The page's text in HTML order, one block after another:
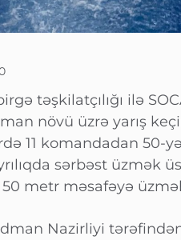
təşkilatçılığı ilə
növü üzrə yarış
11 komandadan 50-yə
sərbəst üzmək
metr məsafəyə
Nazirliyi